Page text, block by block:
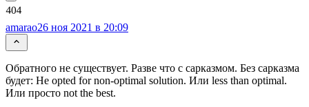
amarao26 ноя 2021 в 20:09
Обратного не существует. Разве что с сарказмом. Без сарказма
будет: He opted for non-optimal solution. Или less than optimal.
Или просто not the best.